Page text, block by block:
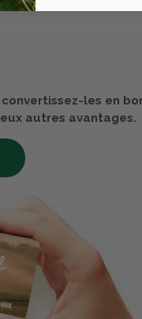
les en
autres avantages.